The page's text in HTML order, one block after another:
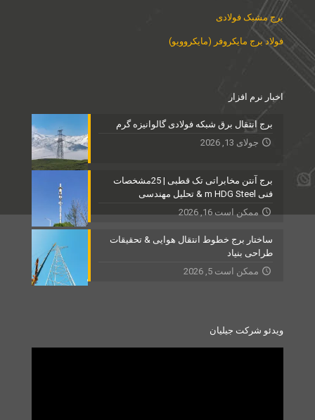
برج مشبک فولادی
فولاد برج مایکروفر (مایکروویو)
اخبار نرم افزار
برج انتقال برق شبکه فولادی گالوانیزه گرم
جولای 13, 2026
برج آنتن مخابراتی تک قطبی | 25مشخصات
فنی m HDG Steel & تحلیل مهندسی
ممکن است 16, 2026
ساختار برج خطوط انتقال هوایی & تحقیقات
طراحی بنیاد
ممکن است 5, 2026
ویدئو شرکت جیلیان